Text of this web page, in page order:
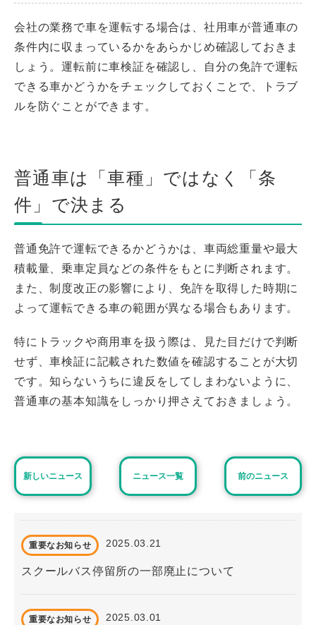
会社の業務で車を運転する場合は、社用車が普通車の
条件内に収まっているかをあらかじめ確認しておきま
しょう。運転前に車検証を確認し、自分の免許で運転
できる車かどうかをチェックしておくことで、トラブ
ルを防ぐことができます。
普通車は「車種」ではなく「条
件」で決まる
普通免許で運転できるかどうかは、車両総重量や最大
積載量、乗車定員などの条件をもとに判断されます。
また、制度改正の影響により、免許を取得した時期に
よって運転できる車の範囲が異なる場合もあります。
特にトラックや商用車を扱う際は、見た目だけで判断
せず、車検証に記載された数値を確認することが大切
です。知らないうちに違反をしてしまわないように、
普通車の基本知識をしっかり押さえておきましょう。
新しいニュース ニュース一覧 前のニュース
重要なお知らせ 2025.03.21
スクールバス停留所の一部廃止について
重要なお知らせ 2025.03.01